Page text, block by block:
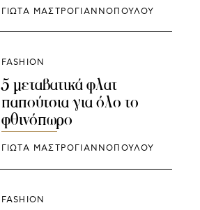
ΓΙΩΤΑ ΜΑΣΤΡΟΓΙΑΝΝΟΠΟΥΛΟΥ
FASHION
5 μεταβατικά φλατ
παπούτσια για όλο το
φθινόπωρο
ΓΙΩΤΑ ΜΑΣΤΡΟΓΙΑΝΝΟΠΟΥΛΟΥ
FASHION